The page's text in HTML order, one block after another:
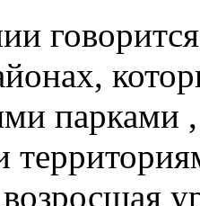
парками